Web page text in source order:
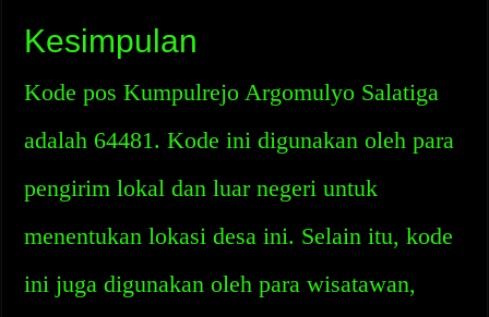
Kesimpulan
Kode pos Kumpulrejo Argomulyo Salatiga
adalah 64481. Kode ini digunakan oleh para
pengirim lokal dan luar negeri untuk
menentukan lokasi desa ini. Selain itu, kode
ini juga digunakan oleh para wisatawan,